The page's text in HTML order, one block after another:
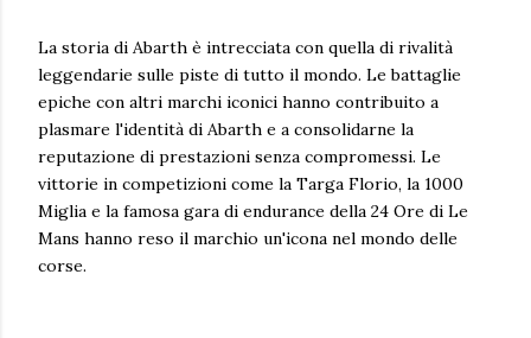
La storia di Abarth è intrecciata con quella di rivalità
leggendarie sulle piste di tutto il mondo. Le battaglie
epiche con altri marchi iconici hanno contribuito a
plasmare l'identità di Abarth e a consolidarne la
reputazione di prestazioni senza compromessi. Le
vittorie in competizioni come la Targa Florio, la 1000
Miglia e la famosa gara di endurance della 24 Ore di Le
Mans hanno reso il marchio un'icona nel mondo delle
corse.